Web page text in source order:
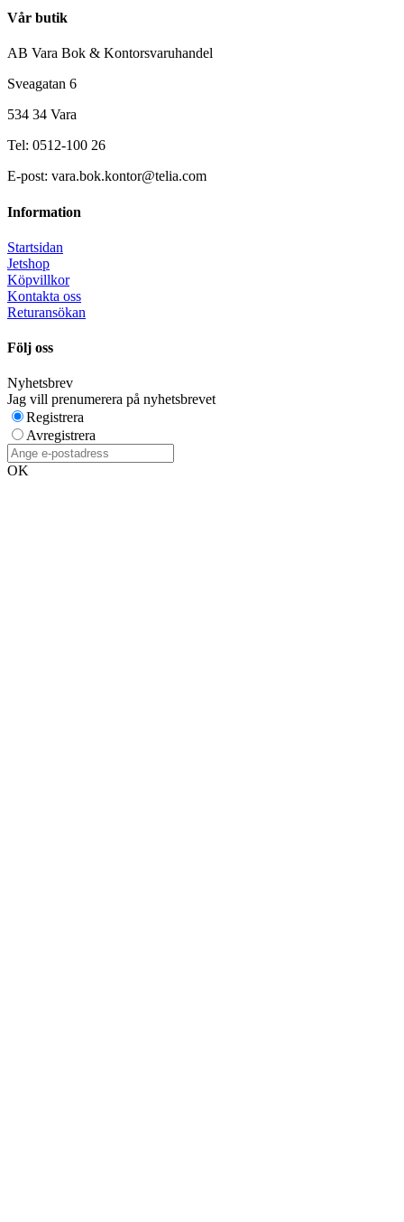
Vår butik
AB Vara Bok & Kontorsvaruhandel
Sveagatan 6
534 34 Vara
Tel: 0512-100 26
E-post: vara.bok.kontor@telia.com
Information
Startsidan
Jetshop
Köpvillkor
Kontakta oss
Returansökan
Följ oss
Nyhetsbrev
Jag vill prenumerera på nyhetsbrevet
Registrera
Avregistrera
OK